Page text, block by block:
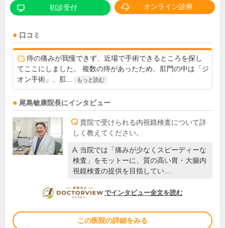
初診受付 オンライン診療
口コミ
痔の痛みが我慢できず、近場で手術できるところを探し
てここにしました。 複数の痔があったため、肛門の中は「ジ
オン手術」、肛...
もっと読む
尾島敏康院長にインタビュー
貴院で受けられる内視鏡検査について詳
しく教えてください。
当院では「痛みが少なくスピーディーな
検査」をモットーに、質の高い胃・大腸内
視鏡検査の提供を目指してい…
DOCTORVIEW
でインタビュー全文を読む
この医院の詳細をみる